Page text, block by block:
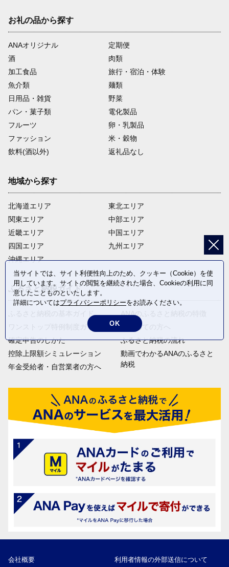
お礼の品から探す
ANAオリジナル
定期便
酒
肉類
加工食品
旅行・宿泊・体験
魚介類
麺類
日用品・雑貨
野菜
パン・菓子類
電化製品
フルーツ
卵・乳製品
ファッション
米・穀物
飲料(酒以外)
返礼品なし
地域から探す
北海道エリア
関東エリア
近畿エリア
四国エリア
沖縄エリア
東北エリア
中部エリア
中国エリア
九州エリア
ふるさと納税ガイド
ふるさと納税の基本ガイド
ワンストップ特例制度ガイド
確定申告のしかた
控除上限額シミュレーション
年金受給者・自営業者の方へ
ANAのふるさと納税の特徴
はじめての方へ
ふるさと納税の流れ
動画でわかるANAのふるさと
納税
会社概要 利用者情報の外部送信について
当サイトでは、サイト利便性向上のため、クッキー（Cookie）を使
用しています。サイトの閲覧を継続された場合、Cookieの利用に同
意したことものといたします。
詳細についてはプライバシーポリシーをお読みください。
OK